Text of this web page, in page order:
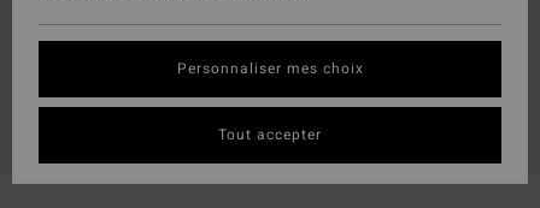
Personnaliser mes choix
Tout accepter